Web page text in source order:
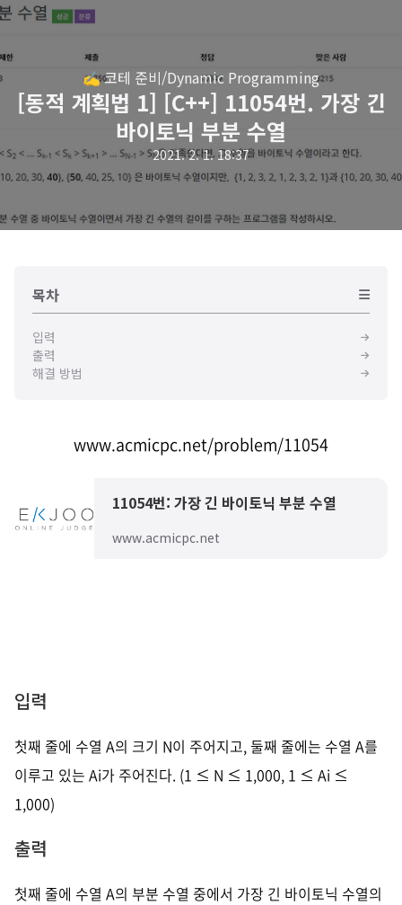
✍️ 코테 준비/Dynamic Programming
[동적 계획법 1] [C++] 11054번. 가장 긴
바이토닉 부분 수열
2021. 2. 1. 18:37
목차
입력
출력
해결 방법
www.acmicpc.net/problem/11054
11054번: 가장 긴 바이토닉 부분 수열
www.acmicpc.net
입력
첫째 줄에 수열 A의 크기 N이 주어지고, 둘째 줄에는 수열 A를
이루고 있는 Ai가 주어진다. (1 ≤ N ≤ 1,000, 1 ≤ Ai ≤
1,000)
출력
첫째 줄에 수열 A의 부분 수열 중에서 가장 긴 바이토닉 수열의